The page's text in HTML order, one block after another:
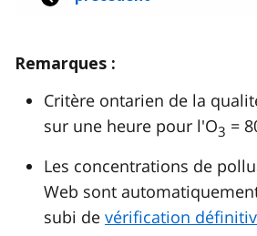
Remarques :
Critère ontarien de la
sur une heure pour l'O3 =
Les concentrations de
Web sont
subi de vérification